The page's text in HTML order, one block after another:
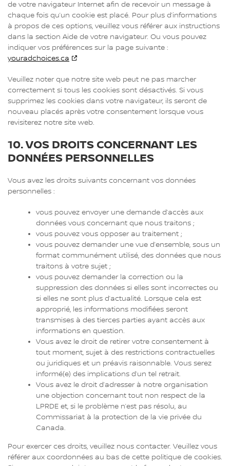
de votre navigateur Internet afin de recevoir un message à
chaque fois qu’un cookie est placé. Pour plus d’informations
à propos de ces options, veuillez vous référer aux instructions
dans la section Aide de votre navigateur. Ou vous pouvez
indiquer vos préférences sur la page suivante :
youradchoices.ca
Veuillez noter que notre site web peut ne pas marcher
correctement si tous les cookies sont désactivés. Si vous
supprimez les cookies dans votre navigateur, ils seront de
nouveau placés après votre consentement lorsque vous
revisiterez notre site web.
10. VOS DROITS CONCERNANT LES
DONNÉES PERSONNELLES
Vous avez les droits suivants concernant vos données
personnelles :
vous pouvez envoyer une demande d’accès aux
données vous concernant que nous traitons ;
vous pouvez vous opposer au traitement ;
vous pouvez demander une vue d’ensemble, sous un
format communément utilisé, des données que nous
traitons à votre sujet ;
vous pouvez demander la correction ou la
suppression des données si elles sont incorrectes ou
si elles ne sont plus d’actualité. Lorsque cela est
approprié, les informations modifiées seront
transmises à des tierces parties ayant accès aux
informations en question.
Vous avez le droit de retirer votre consentement à
tout moment, sujet à des restrictions contractuelles
ou juridiques et un préavis raisonnable. Vous serez
informé(e) des implications d’un tel retrait.
Vous avez le droit d’adresser à notre organisation
une objection concernant tout non respect de la
LPRDE et, si le problème n’est pas résolu, au
Commissariat à la protection de la vie privée du
Canada.
Pour exercer ces droits, veuillez nous contacter. Veuillez vous
référer aux coordonnées au bas de cette politique de cookies.